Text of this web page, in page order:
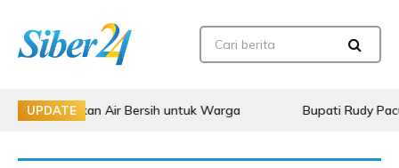
UPDATE
Air Bersih untuk Warga Bupati Rudy Pacu